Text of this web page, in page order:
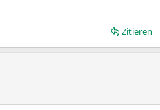
Zitieren